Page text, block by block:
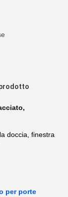
,
doccia, finestra
per porte